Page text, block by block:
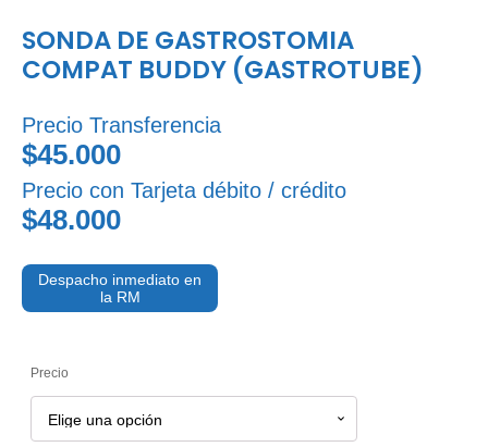
SONDA DE GASTROSTOMIA
COMPAT BUDDY (GASTROTUBE)
Precio Transferencia
$45.000
Precio con Tarjeta débito / crédito
$48.000
Despacho inmediato en
la RM
Precio